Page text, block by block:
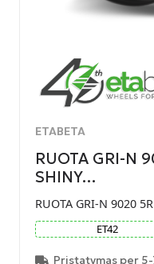
ETABETA
RUOTA GRI-N
SHINY…
RUOTA GRI-N 9020
ET42
Pristatymas per